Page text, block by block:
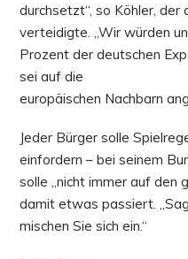
durchsetzt“, so Köhler, der
verteidigte. „Wir würden
Prozent der deutschen
sei auf die
europäischen Nachbarn
Jeder Bürger solle
einfordern – bei seinem
solle „nicht immer auf den
damit etwas passiert.
mischen Sie sich ein.“